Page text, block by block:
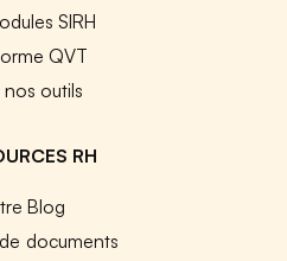
SIRH
QVT
nos outils
RH
Blog
documents